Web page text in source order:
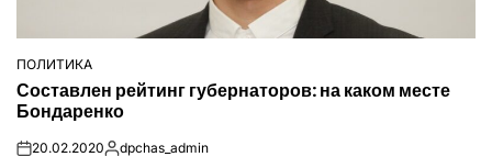
ОПУБЛІКУВАТИ
У
ПОЛИТИКА
Составлен рейтинг губернаторов: на каком месте
Бондаренко
on20.02.2020Опубліковано
dpchas_admin